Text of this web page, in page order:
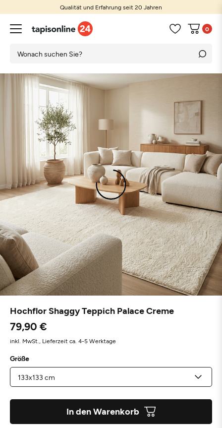
Qualität und Erfahrung seit 20 Jahren
0
Hochflor Shaggy Teppich Palace Creme
79,90 €
inkl. MwSt., Lieferzeit ca. 4-5 Werktage
Größe
In den Warenkorb